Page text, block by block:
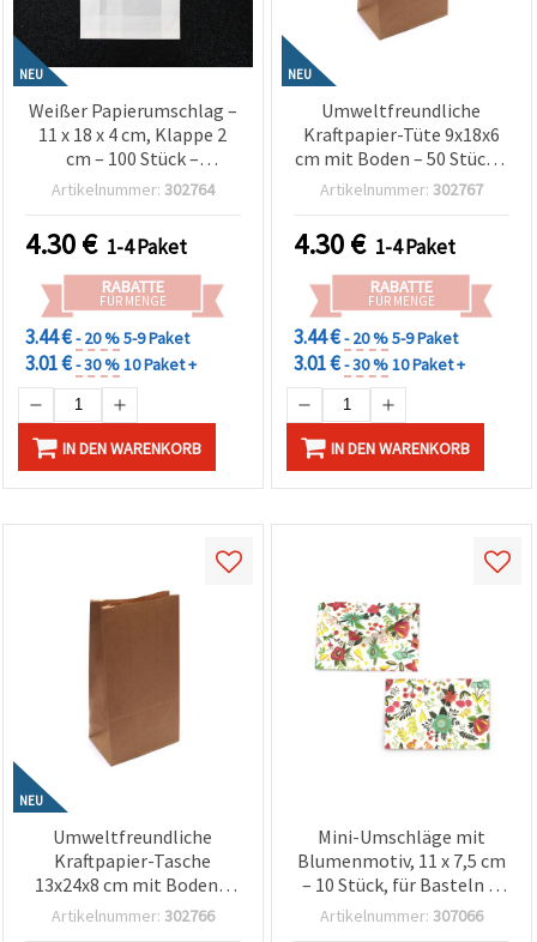
NEU
Weißer Papierumschlag –
11 x 18 x 4 cm, Klappe 2
cm – 100 Stück –
Umweltfreundliche
Geschenke, Basteln &
Handel
Artikelnummer: 302764
4.30€ 1-4 Paket
RABATTE
FÜR MENGE
3.44 €- 20 %5-9 Paket
3.01 €- 30 %10 Paket +
IN DEN WARENKORB
NEU
Umweltfreundliche
Kraftpapier-Tüte 9x18x6
cm mit Boden – 50 Stück –
robuste Natur-
Geschenke, Bastelbedarf,
Shops & DIY-Projekte
Artikelnummer: 302767
4.30€ 1-4 Paket
RABATTE
FÜR MENGE
3.44 €- 20 %5-9 Paket
3.01 €- 30 %10 Paket +
IN DEN WARENKORB
NEU
Umweltfreundliche
Kraftpapier-Tasche
13x24x8 cm mit Boden –
50 Stück – robuste Natur-
Artikelnummer: 302766
Mini-Umschläge mit
Blumenmotiv, 11 x 7,5 cm
– 10 Stück, für Basteln &
Scrapbooking
Artikelnummer: 307066